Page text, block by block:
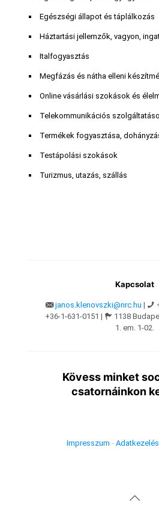
Egészségi állapot és táplálkozás
Háztartási jellemzők, vagyon,
Italfogyasztás
Megfázás és nátha elleni
Online vásárlási szokások és
Telekommunikációs
Termékek fogyasztása,
Testápolási szokások
Turizmus, utazás, szállás
Kapcsolat
janos.klenovszki@nrc.hu |
+36-1-631-0151 |
1138
1. em. 1-02.
Kövess minket
csatornáinkon
Impresszum -